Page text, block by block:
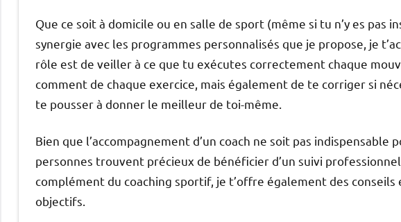
Que ce soit à domicile ou en salle de sport (même si tu n’y es pas
synergie avec les programmes personnalisés que je propose, je
rôle est de veiller à ce que tu exécutes correctement chaque
comment de chaque exercice, mais également de te corriger si
te pousser à donner le meilleur de toi-même.
Bien que l’accompagnement d’un coach ne soit pas
personnes trouvent précieux de bénéficier d’un suivi
complément du coaching sportif, je t’offre également des
objectifs.